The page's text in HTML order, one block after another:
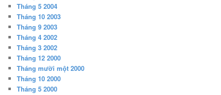
Tháng 5 2004
Tháng 10 2003
Tháng 9 2003
Tháng 4 2002
Tháng 3 2002
Tháng 12 2000
Tháng mười một 2000
Tháng 10 2000
Tháng 5 2000